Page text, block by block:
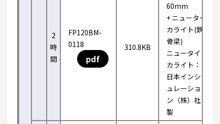
2
時
間
FP120BM-
0118
pdf
310.8KB
60mm
+ ニュータイ
カライト(鉄
骨梁)
ニュータイ
カライト：
日本インシ
ュレーショ
ン（株）社
製